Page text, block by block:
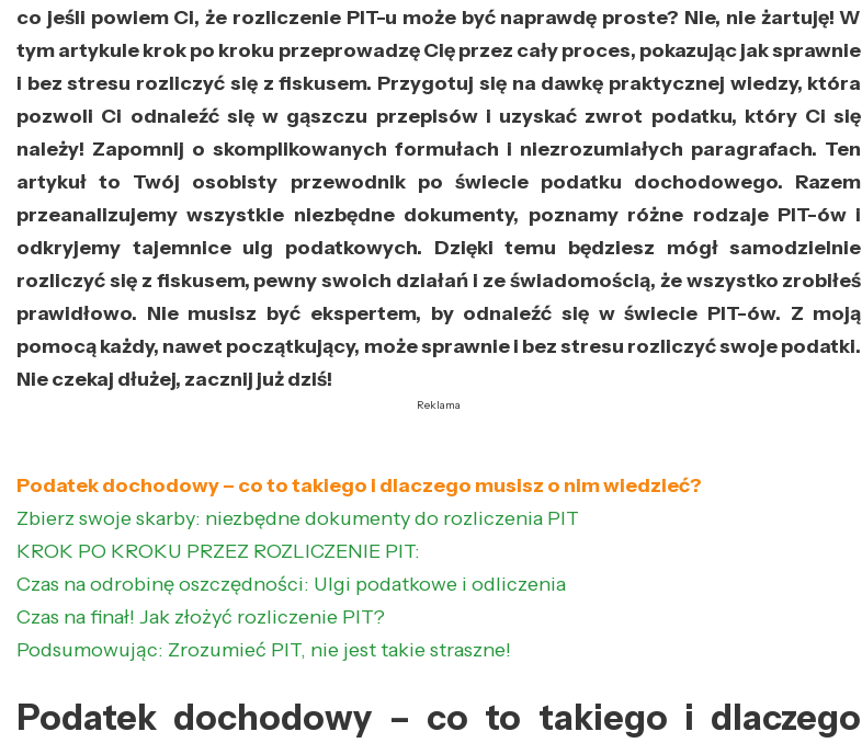
co jeśli powiem Ci, że rozliczenie PIT-u może być naprawdę proste? Nie, nie żartuję! W
tym artykule krok po kroku przeprowadzę Cię przez cały proces, pokazując jak sprawnie
i bez stresu rozliczyć się z fiskusem. Przygotuj się na dawkę praktycznej wiedzy, która
pozwoli Ci odnaleźć się w gąszczu przepisów i uzyskać zwrot podatku, który Ci się
należy! Zapomnij o skomplikowanych formułach i niezrozumiałych paragrafach. Ten
artykuł to Twój osobisty przewodnik po świecie podatku dochodowego. Razem
przeanalizujemy wszystkie niezbędne dokumenty, poznamy różne rodzaje PIT-ów i
odkryjemy tajemnice ulg podatkowych. Dzięki temu będziesz mógł samodzielnie
rozliczyć się z fiskusem, pewny swoich działań i ze świadomością, że wszystko zrobiłeś
prawidłowo. Nie musisz być ekspertem, by odnaleźć się w świecie PIT-ów. Z moją
pomocą każdy, nawet początkujący, może sprawnie i bez stresu rozliczyć swoje podatki.
Nie czekaj dłużej, zacznij już dziś!
Reklama
Podatek dochodowy – co to takiego i dlaczego musisz o nim wiedzieć?
Zbierz swoje skarby: niezbędne dokumenty do rozliczenia PIT
KROK PO KROKU PRZEZ ROZLICZENIE PIT:
Czas na odrobinę oszczędności: Ulgi podatkowe i odliczenia
Czas na finał! Jak złożyć rozliczenie PIT?
Podsumowując: Zrozumieć PIT, nie jest takie straszne!
Podatek dochodowy – co to takiego i dlaczego